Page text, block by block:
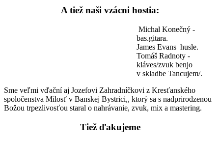
A tiež naši vzácni hostia:
­ Michal Konečný ­
bas.gitara. ­
James Evans ­ husle. ­
Tomáš Radnoty ­
kláves/zvuk benjo
v skladbe Tancujem/.
Sme veľmi vďační aj Jozefovi Zahradníčkovi z Kresťanského
spoločenstva Milosť v Banskej Bystrici,, ktorý sa s nadprirodzenou
Božou trpezlivosťou staral o nahrávanie, zvuk, mix a mastering.
Tiež ďakujeme